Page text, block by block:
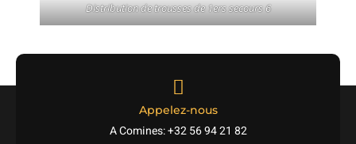
Distribution de trousses de 1ers secours 6
Appelez-nous
A Comines: +32 56 94 21 82